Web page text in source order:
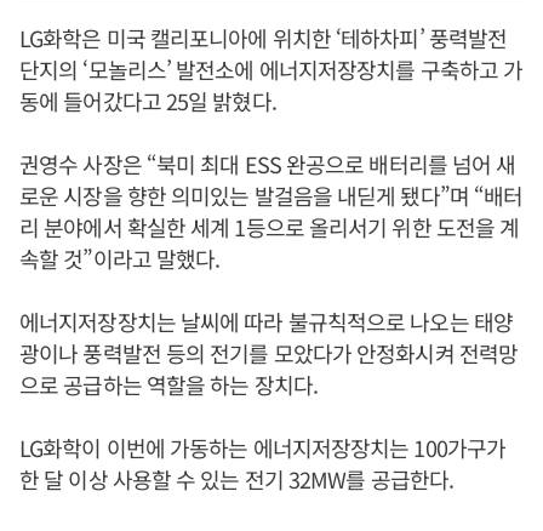
LG화학은 미국 캘리포니아에 위치한 ‘테하차피’ 풍력발전
단지의 ‘모놀리스’ 발전소에 에너지저장장치를 구축하고 가
동에 들어갔다고 25일 밝혔다.
권영수 사장은 “북미 최대 ESS 완공으로 배터리를 넘어 새
로운 시장을 향한 의미있는 발걸음을 내딛게 됐다”며 “배터
리 분야에서 확실한 세계 1등으로 올리서기 위한 도전을 계
속할 것”이라고 말했다.
에너지저장장치는 날씨에 따라 불규칙적으로 나오는 태양
광이나 풍력발전 등의 전기를 모았다가 안정화시켜 전력망
으로 공급하는 역할을 하는 장치다.
LG화학이 이번에 가동하는 에너지저장장치는 100가구가
한 달 이상 사용할 수 있는 전기 32MW를 공급한다.